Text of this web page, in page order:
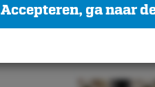
Accepteren, ga naar